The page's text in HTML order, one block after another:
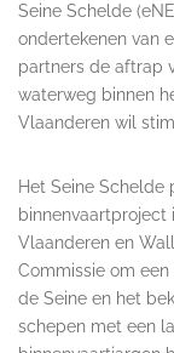
Seine Schelde
ondertekenen van
partners de aftrap
waterweg binnen
Vlaanderen wil
Het Seine
binnenvaartproject
Vlaanderen en
Commissie om
de Seine en het
schepen met een